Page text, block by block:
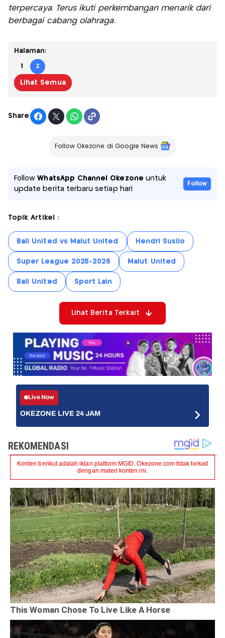
terpercaya. Terus ikuti perkembangan menarik dari
berbagai cabang olahraga.
Halaman:
1 2
Lihat Semua
Share
Follow Okezone di Google News
FollowWhatsApp Channel Okezone untuk
update berita terbaru setiap hari
Follow
Topik Artikel :
Bali United vs Malut United Hendri Susilo
Super League 2025-2026 Malut United
Bali United Sport Lain
Lihat Berita Terkait
Live Now
OKEZONE LIVE 24 JAM